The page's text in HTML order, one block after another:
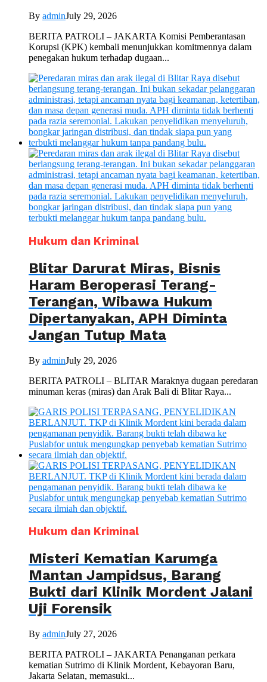
By adminJuly 29, 2026
BERITA PATROLI – JAKARTA Komisi Pemberantasan
Korupsi (KPK) kembali menunjukkan komitmennya dalam
penegakan hukum terhadap dugaan...
Hukum dan Kriminal
Blitar Darurat Miras, Bisnis
Haram Beroperasi Terang-
Terangan, Wibawa Hukum
Dipertanyakan, APH Diminta
Jangan Tutup Mata
By adminJuly 29, 2026
BERITA PATROLI – BLITAR Maraknya dugaan peredaran
minuman keras (miras) dan Arak Bali di Blitar Raya...
Hukum dan Kriminal
Misteri Kematian Karumga
Mantan Jampidsus, Barang
Bukti dari Klinik Mordent Jalani
Uji Forensik
By adminJuly 27, 2026
BERITA PATROLI – JAKARTA Penanganan perkara
kematian Sutrimo di Klinik Mordent, Kebayoran Baru,
Jakarta Selatan, memasuki...